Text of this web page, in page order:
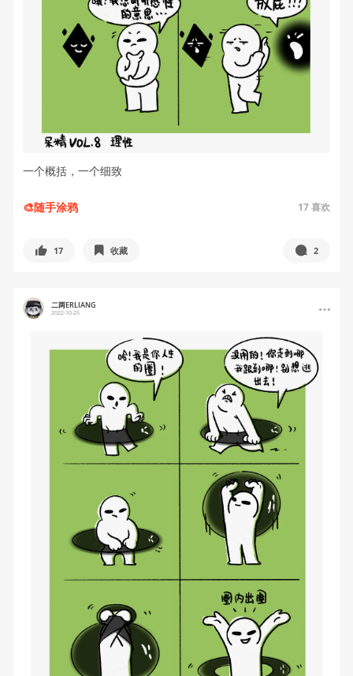
一个概括，一个细致
🎨随手涂鸦 17喜欢
17 收藏 2
二两ERLIANG
2022-10-25